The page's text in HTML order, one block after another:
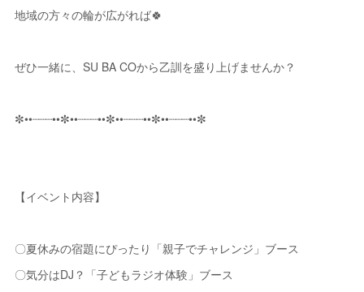
地域の方々の輪が広がれば🍀
ぜひ一緒に、SU BA COから乙訓を盛り上げませんか？⁡
✼••┈┈┈••✼••┈┈┈••✼••┈┈┈••✼••┈┈┈••✼
【イベント内容】
〇夏休みの宿題にぴったり「親子でチャレンジ」ブース
〇気分はDJ？「子どもラジオ体験」ブース